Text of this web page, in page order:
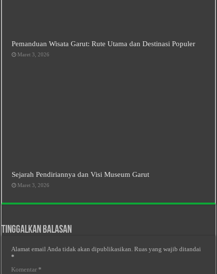
Pemanduan Wisata Garut: Rute Utama dan Destinasi Populer
Maret 3, 2026
Sejarah Pendiriannya dan Visi Museum Garut
Maret 3, 2026
Tinggalkan Balasan
Alamat email Anda tidak akan dipublikasikan. Ruas yang wajib ditandai
*
Komentar *